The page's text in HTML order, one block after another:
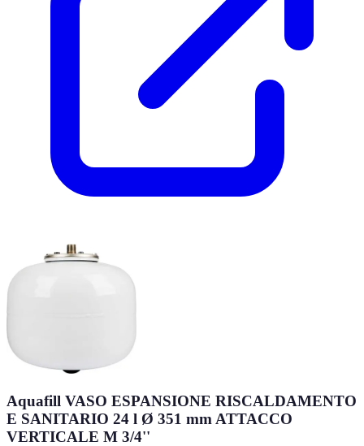
Aquafill VASO ESPANSIONE RISCALDAMENTO
E SANITARIO 24 l Ø 351 mm ATTACCO
VERTICALE M 3/4''